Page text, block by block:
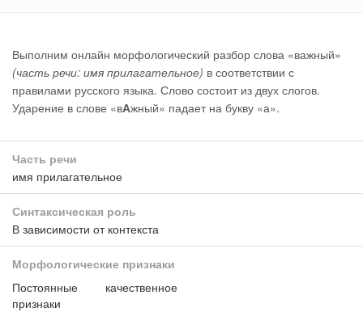
Выполним онлайн морфологический разбор слова «важный»
(часть речи: имя прилагательное) в соответствии с
правилами русского языка. Слово состоит из двух слогов.
Ударение в слове «вАжный» падает на букву «а».
Часть речи
имя прилагательное
Синтаксическая роль
В зависимости от контекста
Морфологические признаки
Постоянные
признаки
качественное